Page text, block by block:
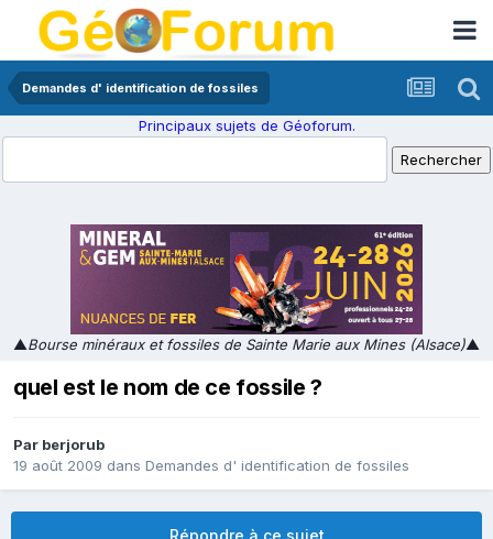
Demandes d' identification de fossiles
Principaux sujets de Géoforum.
▲Bourse minéraux et fossiles de Sainte Marie aux Mines (Alsace)▲
quel est le nom de ce fossile ?
Par berjorub
19 août 2009 dans Demandes d' identification de fossiles